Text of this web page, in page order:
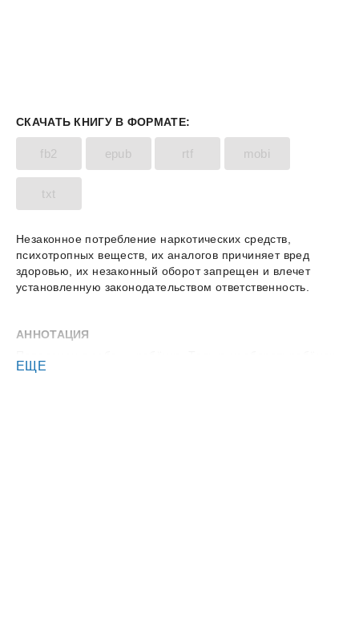
СКАЧАТЬ КНИГУ В ФОРМАТЕ:
fb2 epub rtf mobi
txt
Незаконное потребление наркотических средств,
психотропных веществ, их аналогов причиняет вред
здоровью, их незаконный оборот запрещен и влечет
установленную законодательством ответственность.
АННОТАЦИЯ
с разумом и памятью взрослого очутился в современном
ЕЩЕ